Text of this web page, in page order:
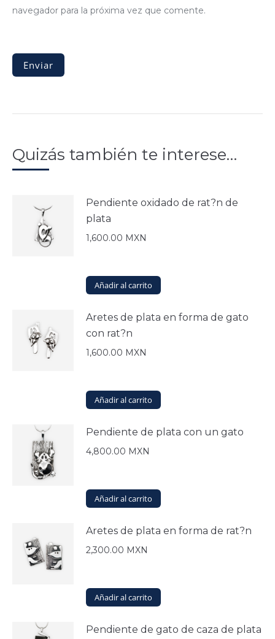
navegador para la próxima vez que comente.
Quizás también te interese…
Pendiente oxidado de rat?n de
plata
1,600.00 MXN
Añadir al carrito
Aretes de plata en forma de gato
con rat?n
1,600.00 MXN
Añadir al carrito
Pendiente de plata con un gato
4,800.00 MXN
Añadir al carrito
Aretes de plata en forma de rat?n
2,300.00 MXN
Añadir al carrito
Pendiente de gato de caza de plata